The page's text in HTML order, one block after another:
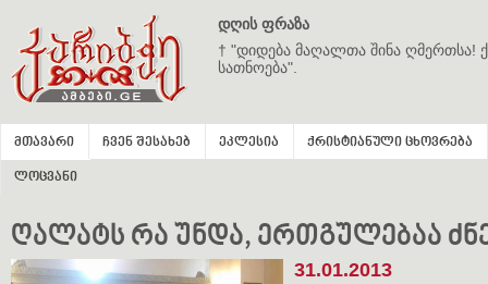
დღის ფრაზა
† "დიდება მაღალთა შინა ღმერთსა!
სათნოება".
მთავარი ჩვენ შესახებ ეკლესია ქრისტიანული ცხოვრება
ლოცვანი
ღალატს რა უნდა, ერთგულებაა
31.01.2013